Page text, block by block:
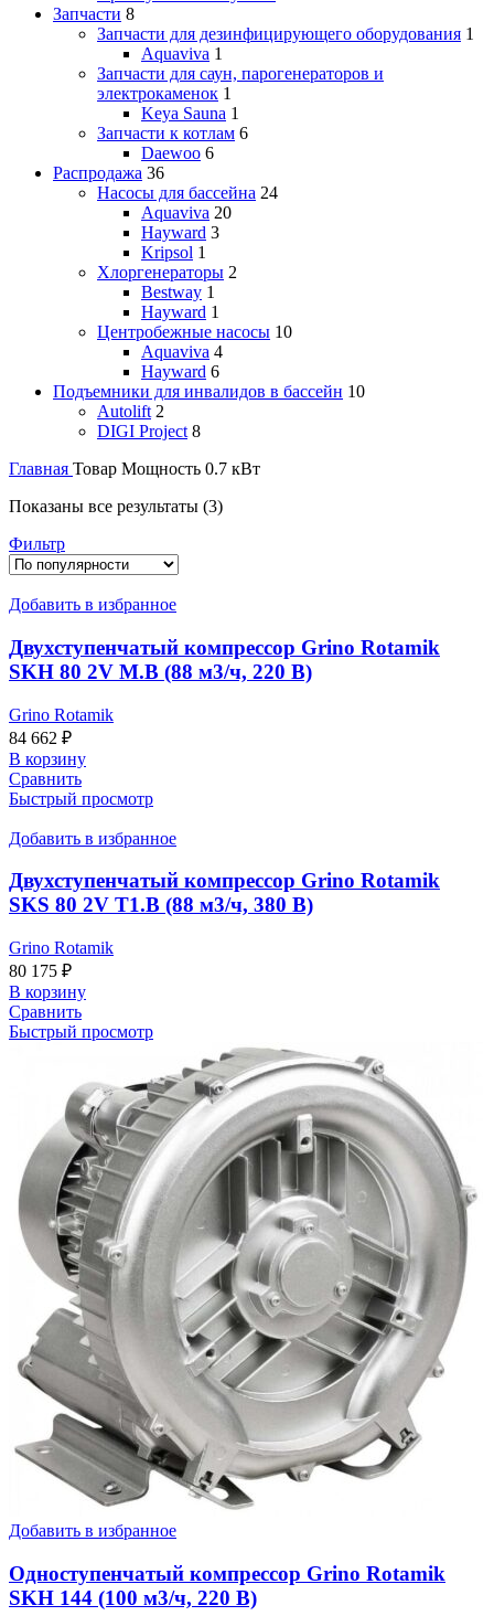
Запчасти 8
Запчасти для дезинфицирующего оборудования 1
Aquaviva 1
Запчасти для саун, парогенераторов и
электрокаменок 1
Keya Sauna 1
Запчасти к котлам 6
Daewoo 6
Распродажа 36
Насосы для бассейна 24
Aquaviva 20
Hayward 3
Kripsol 1
Хлоргенераторы 2
Bestway 1
Hayward 1
Центробежные насосы 10
Aquaviva 4
Hayward 6
Подъемники для инвалидов в бассейн 10
Autolift 2
DIGI Project 8
Главная Товар Мощность 0.7 кВт
Показаны все результаты (3)Сортировка:
Фильтр
Добавить в избранное
Двухступенчатый компрессор Grino Rotamik
SKH 80 2V М.В (88 м3/ч, 220 В)
Grino Rotamik
84 662 ₽
В корзину
Сравнить
Быстрый просмотр
Добавить в избранное
Двухступенчатый компрессор Grino Rotamik
SKS 80 2V T1.В (88 м3/ч, 380 В)
Grino Rotamik
80 175 ₽
В корзину
Сравнить
Быстрый просмотр
Добавить в избранное
Одноступенчатый компрессор Grino Rotamik
SKH 144 (100 м3/ч, 220 В)